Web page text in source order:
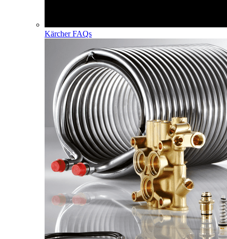
Kärcher FAQs